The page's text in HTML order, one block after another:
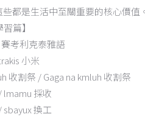
都是生活中至關重要的核心價值
習篇】
考利克泰雅語
小米
收割祭 / Gaga na kmluh 收割祭
lmamu 採收
sbayux 換工